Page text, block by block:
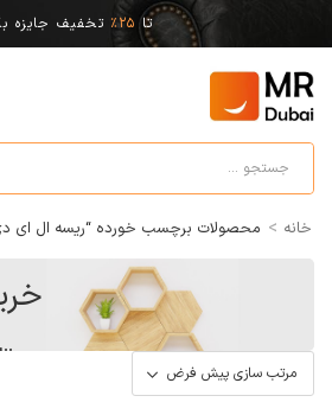
تا 25% تخفیف جایزه
خانه > محصولات برچسب خورده “ریسه ال ای